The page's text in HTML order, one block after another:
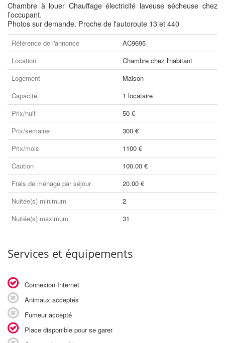
Chambre à louer Chauffage électricité laveuse sécheuse chez
l’occupant.
Photos sur demande. Proche de l'autoroute 13 et 440
Référence de l'annonce
AC9695
Location
Chambre chez l'habitant
Logement
Maison
Capacité
1 locataire
Prix/nuit
50 €
Prix/semaine
300 €
Prix/mois
1100 €
Caution
100.00 €
Frais de ménage par séjour
20.00 €
Nuitée(s) minimum
2
Nuitée(s) maximum
31
Services et équipements
Connexion Internet
Animaux acceptés
Fumeur accepté
Place disponible pour se garer